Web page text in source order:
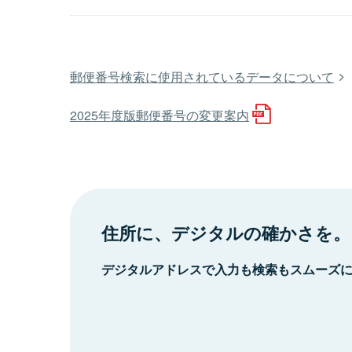
郵便番号検索に使用されているデータについて
2025年度版郵便番号の変更案内
住所に、デジタルの確かさを。
デジタルアドレスで入力も検索もスムーズ